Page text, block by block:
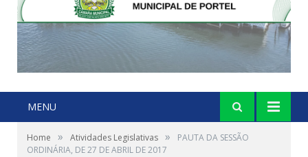
MENU
Home » Atividades Legislativas »
PAUTA DA SESSÃO
ORDINÁRIA, DE 27 DE ABRIL DE 2017